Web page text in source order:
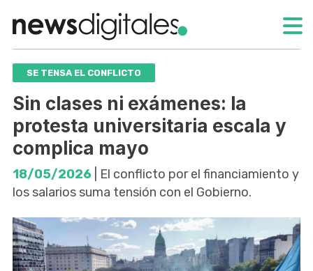
SE TENSA EL CONFLICTO
Sin clases ni exámenes: la
protesta universitaria escala y
complica mayo
18/05/2026 | El conflicto por el financiamiento y
los salarios suma tensión con el Gobierno.